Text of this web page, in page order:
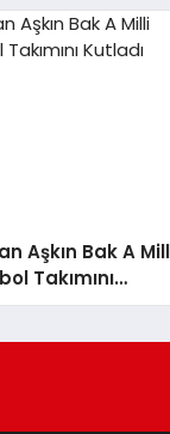
Aşkın Bak A
Takımını